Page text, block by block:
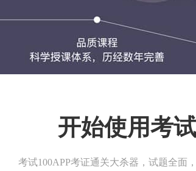
开始使用考
考试100APP考证通关大杀器，试题全面